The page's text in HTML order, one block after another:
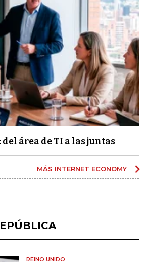
área de TI a las juntas
MÁS INTERNET ECONOMY
REINO UNIDO